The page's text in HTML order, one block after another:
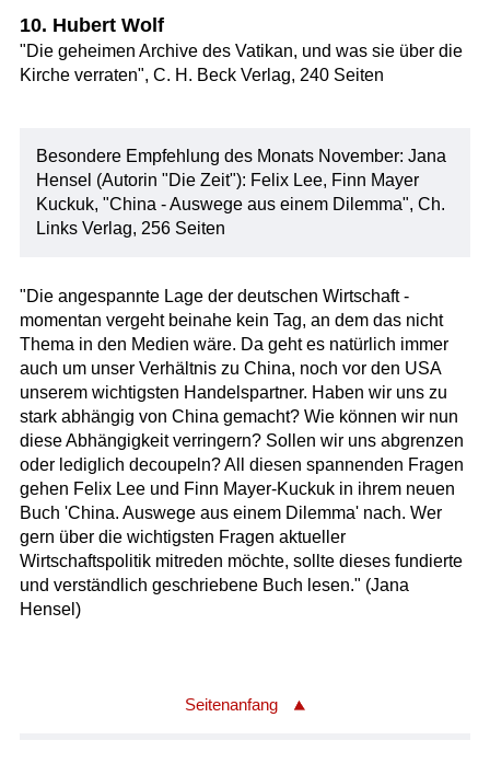
10. Hubert Wolf
"Die geheimen Archive des Vatikan, und was sie über die
Kirche verraten", C. H. Beck Verlag, 240 Seiten
Besondere Empfehlung des Monats November: Jana
Hensel (Autorin "Die Zeit"): Felix Lee, Finn Mayer
Kuckuk, "China - Auswege aus einem Dilemma", Ch.
Links Verlag, 256 Seiten
"Die angespannte Lage der deutschen Wirtschaft -
momentan vergeht beinahe kein Tag, an dem das nicht
Thema in den Medien wäre. Da geht es natürlich immer
auch um unser Verhältnis zu China, noch vor den USA
unserem wichtigsten Handelspartner. Haben wir uns zu
stark abhängig von China gemacht? Wie können wir nun
diese Abhängigkeit verringern? Sollen wir uns abgrenzen
oder lediglich decoupeln? All diesen spannenden Fragen
gehen Felix Lee und Finn Mayer-Kuckuk in ihrem neuen
Buch 'China. Auswege aus einem Dilemma' nach. Wer
gern über die wichtigsten Fragen aktueller
Wirtschaftspolitik mitreden möchte, sollte dieses fundierte
und verständlich geschriebene Buch lesen." (Jana
Hensel)
Seitenanfang